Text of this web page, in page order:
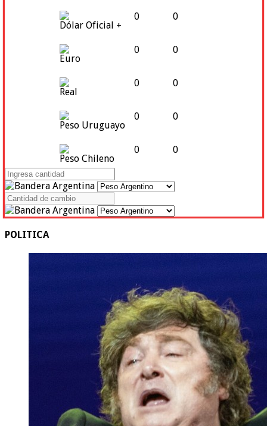
Dólar Oficial +
0 0
Euro
0 0
Real
0 0
Peso Uruguayo
0 0
Peso Chileno
0 0
POLITICA